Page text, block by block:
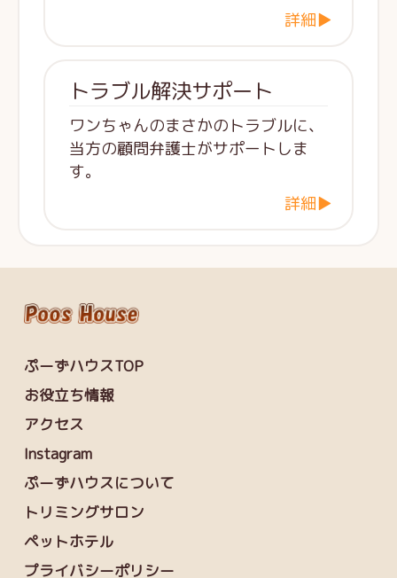
詳細▶
トラブル解決サポート
ワンちゃんのまさかのトラブルに、
当方の顧問弁護士がサポートしま
す。
詳細▶
ぷーずハウスTOP
お役立ち情報
アクセス
Instagram
ぷーずハウスについて
トリミングサロン
ペットホテル
プライバシーポリシー